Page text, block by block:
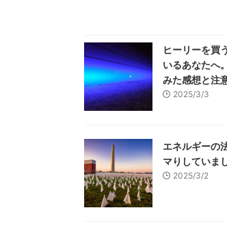
ヒーリーを買
いるあなたへ
みた感想と注
2025/3/3
エネルギーの
マりしていま
2025/3/2